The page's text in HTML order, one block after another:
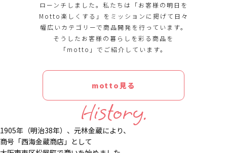
ローンチしました。私たちは「お客様の明日を
Motto楽しくする」をミッションに掲げて日々
幅広いカテゴリーで商品開発を行っています。
そうしたお客様の暮らしを彩る商品を
「motto」でご紹介しています。
motto見る
History.
1905年（明治38年）、元林金蔵により、
商号「西海金蔵商店」として